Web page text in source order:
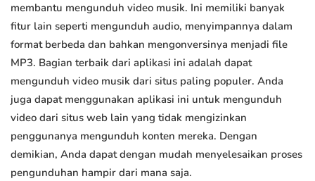
membantu mengunduh video musik. Ini memiliki banyak
fitur lain seperti mengunduh audio, menyimpannya dalam
format berbeda dan bahkan mengonversinya menjadi file
MP3. Bagian terbaik dari aplikasi ini adalah dapat
mengunduh video musik dari situs paling populer. Anda
juga dapat menggunakan aplikasi ini untuk mengunduh
video dari situs web lain yang tidak mengizinkan
penggunanya mengunduh konten mereka. Dengan
demikian, Anda dapat dengan mudah menyelesaikan proses
pengunduhan hampir dari mana saja.